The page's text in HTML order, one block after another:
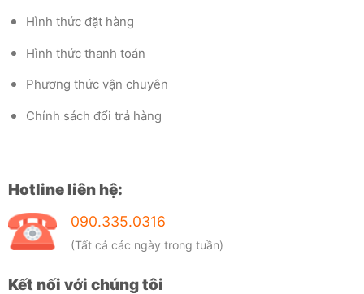
Hình thức đặt hàng
Hình thức thanh toán
Phương thức vận chuyên
Chính sách đổi trả hàng
Hotline liên hệ:
090.335.0316
(Tất cả các ngày trong tuần)
Kết nối với chúng tôi